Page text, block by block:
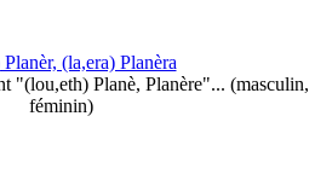
(la,era) Planèra
"(lou,eth) Planè, Planère"... (masculin,
féminin)